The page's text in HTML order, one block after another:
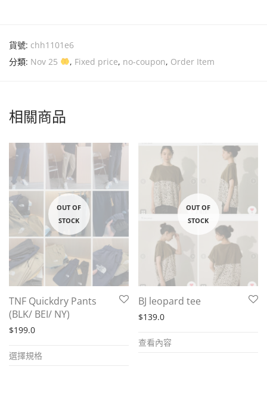
貨號: chh1101e6
分類: Nov 25 , Fixed price, no-coupon, Order Item
相關商品
TNF Quickdry Pants
(BLK/ BEI/ NY)
$199.0
選擇規格
product
BJ leopard tee
$139.0
查看內容